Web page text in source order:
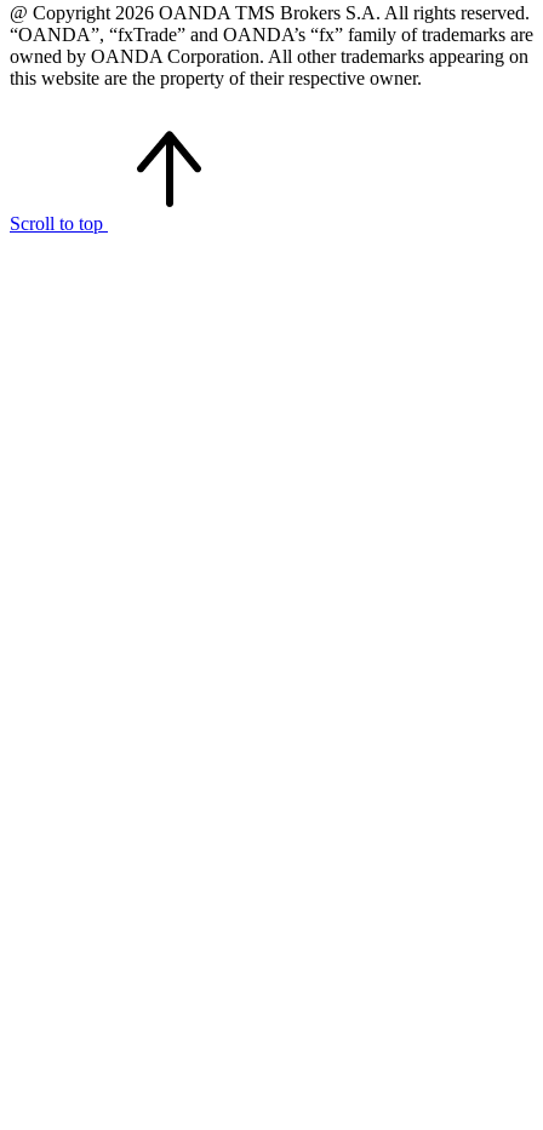
@ Copyright 2026 OANDA TMS Brokers S.A. All rights reserved.
“OANDA”, “fxTrade” and OANDA’s “fx” family of trademarks are
owned by OANDA Corporation. All other trademarks appearing on
this website are the property of their respective owner.
Scroll to top